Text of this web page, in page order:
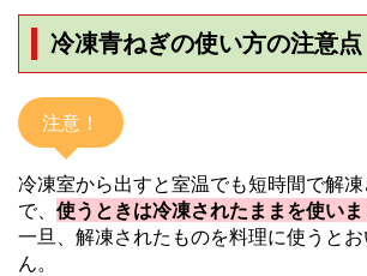
冷凍青ねぎの使い方の注意点
注意！
冷凍室から出すと室温でも短時間で解
で、 使うときは冷凍されたままを使いま
一旦、解凍されたものを料理に使うと
ん。